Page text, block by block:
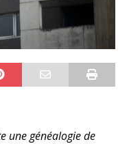
une généalogie de